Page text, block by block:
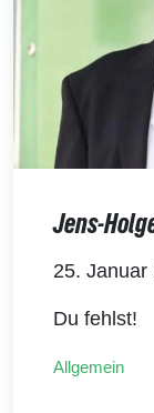
Jens-
25. Januar
Du fehlst!
Allgemein